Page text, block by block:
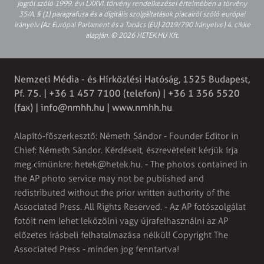
jogról szóló 1999. évi LXXVI. törvény rendelkezései értelmében a törvény
35/A. § (1) paragrafusa és a digitális szolgáltatások piacairól szóló európai
irányelv (Az Európai Parlament és a Tanács (EU) 2019/790 Irányelve) 4. cikke
alapján. © 2026 HETEK.HU Kft.
Nemzeti Média - és Hírközlési Hatóság, 1525 Budapest,
Pf. 75. | +36 1 457 7100 (telefon) | +36 1 356 5520
(fax) | info@nmhh.hu | www.nmhh.hu
Alapító-főszerkesztő: Németh Sándor - Founder Editor in
Chief: Németh Sándor. Kérdéseit, észrevételeit kérjük írja
meg címünkre: hetek@hetek.hu. - The photos contained in
the AP photo service may not be published and
redistributed without the prior written authority of the
Associated Press. All Rights Reserved. - Az AP fotószolgálat
fotóit nem lehet leközölni vagy újrafelhasználni az AP
előzetes írásbeli felhatalmazása nélkül! Copyright The
Associated Press - minden jog fenntartva!